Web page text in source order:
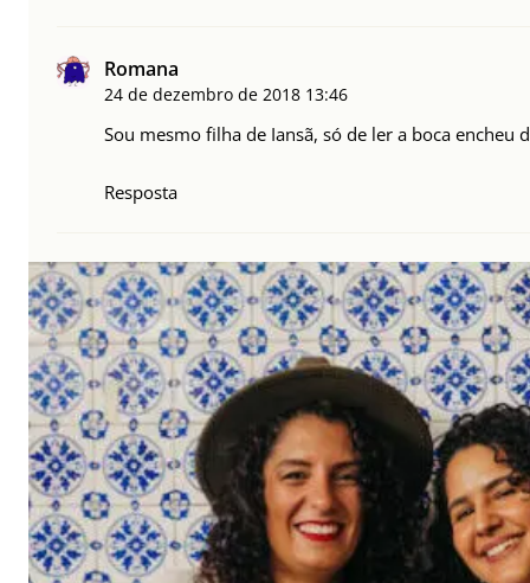
Romana
24 de dezembro de 2018 13:46
Sou mesmo filha de Iansã, só de ler a boca encheu
Resposta